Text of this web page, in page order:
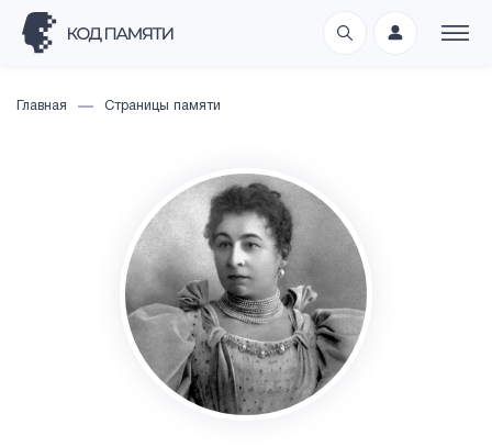
Главная Страницы памяти